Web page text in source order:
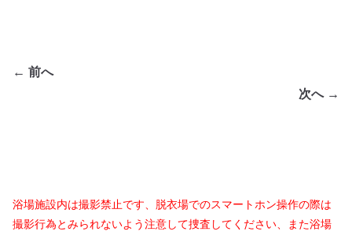
← 前へ
次へ →
浴場施設内は撮影禁止です、脱衣場でのスマートホン操作の際は
撮影行為とみられないよう注意して捜査してください、また浴場